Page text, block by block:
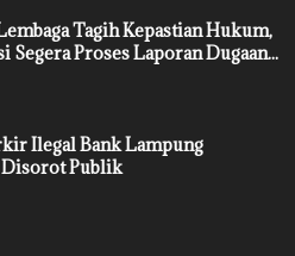
Tagih Kepastian Hukum,
Segera Proses Laporan Dugaan...
Ilegal Bank Lampung
Publik